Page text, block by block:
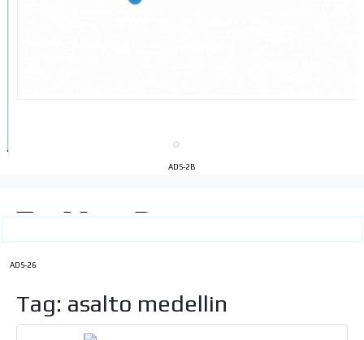
ADS-2B
ADS-26
Tag: asalto medellin